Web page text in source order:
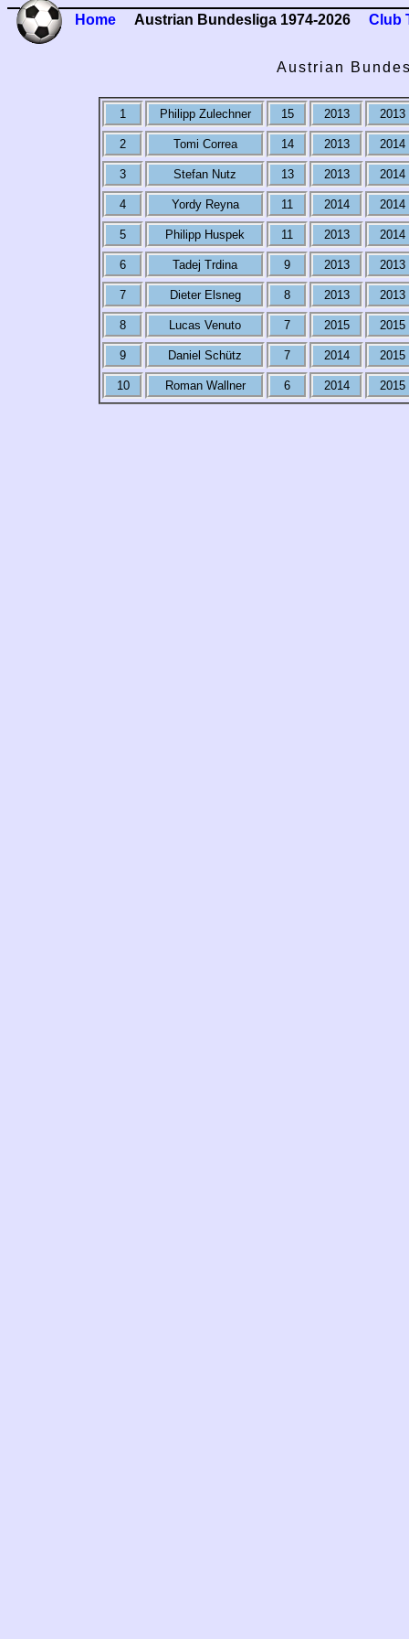
Home Austrian Bundesliga 1974-2026 Club
Austrian
1 Philipp Zulechner 15 2013 2013
2 Tomi Correa 14 2013 2014
3 Stefan Nutz 13 2013 2014
4 Yordy Reyna 11 2014 2014
5 Philipp Huspek 11 2013 2014
6 Tadej Trdina 9 2013 2013
7 Dieter Elsneg 8 2013 2013
8 Lucas Venuto 7 2015 2015
9 Daniel Schütz 7 2014 2015
10 Roman Wallner 6 2014 2015